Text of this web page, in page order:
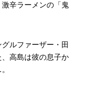
辛ラーメンの「鬼
ルファーザー・田
高島は彼の息子か